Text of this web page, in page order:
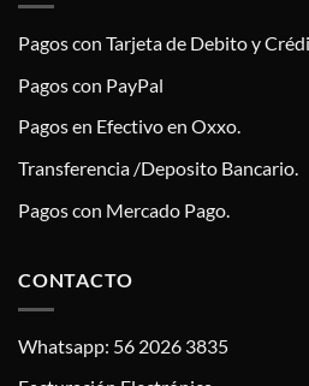
Pagos con Tarjeta de Debito y
Pagos con PayPal
Pagos en Efectivo en Oxxo.
Transferencia /Deposito Bancario.
Pagos con Mercado Pago.
CONTACTO
Whatsapp: 56 2026 3835